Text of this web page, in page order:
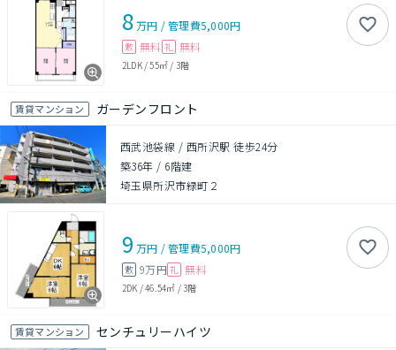
8万円 /管理費5,000円
敷 無料 礼 無料
2LDK/55㎡ / 3階
賃貸マンション ガーデンフロント
西武池袋線 / 西所沢駅 徒歩24分
築36年 / 6階建
埼玉県所沢市緑町２
9 万円 /管理費5,000円
敷 9万円 礼 無料
2DK /46.54㎡ /3階
賃貸マンション センチュリーハイツ